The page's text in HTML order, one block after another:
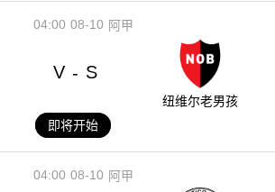
08-10
04:00 阿甲
V - S
纽维尔老男孩
即将开始
08-10
04:00 阿甲